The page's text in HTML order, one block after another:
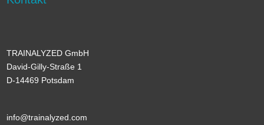
TRAINALYZED GmbH
David-Gilly-Straße 1
D-14469 Potsdam
info@trainalyzed.com